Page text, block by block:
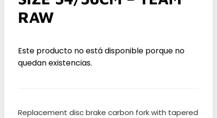
RAW
Este producto no está disponible porque no
quedan existencias.
Replacement disc brake carbon fork with tapered